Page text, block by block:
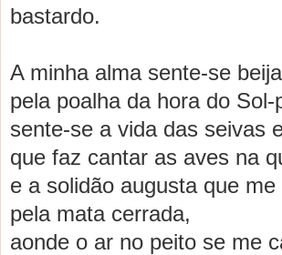
bastardo.
A minha alma sente-se beija
pela poalha da hora do Sol-
sente-se a vida das seivas
que faz cantar as aves na
e a solidão augusta que me
pela mata cerrada,
aonde o ar no peito se me c